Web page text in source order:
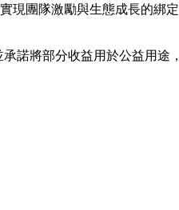
現團隊激勵與生態成長的
諾將部分收益用於公益用